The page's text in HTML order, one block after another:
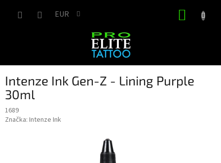
EUR
Intenze Ink Gen-Z - Lining Purple
30ml
1689
Značka: Intenze Ink